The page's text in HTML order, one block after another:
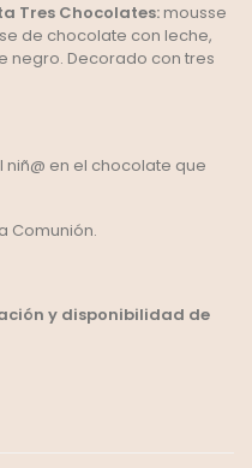
Tres Chocolates:mousse
de chocolate con leche,
negro. Decorado con tres
en el chocolate que
Comunión.
y disponibilidad de